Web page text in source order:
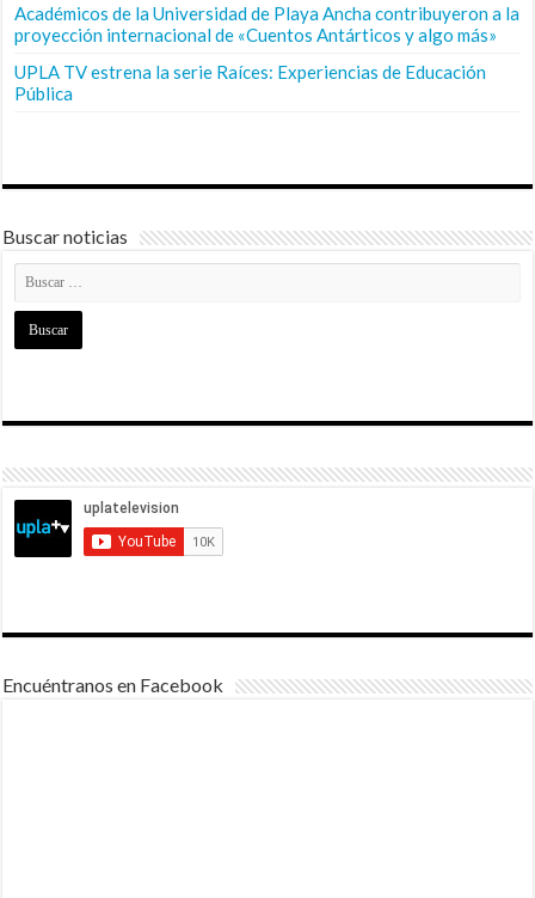
Académicos de la Universidad de Playa Ancha contribuyeron a la
proyección internacional de «Cuentos Antárticos y algo más»
UPLA TV estrena la serie Raíces: Experiencias de Educación
Pública
Buscar noticias
Encuéntranos en Facebook